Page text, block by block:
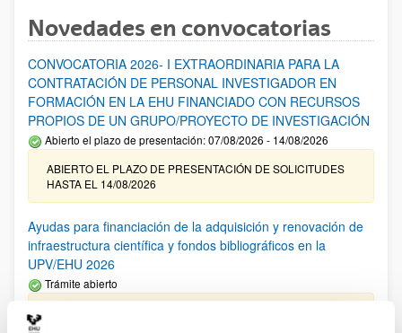
Novedades en convocatorias
CONVOCATORIA 2026- I EXTRAORDINARIA PARA LA
CONTRATACIÓN DE PERSONAL INVESTIGADOR EN
FORMACIÓN EN LA EHU FINANCIADO CON RECURSOS
PROPIOS DE UN GRUPO/PROYECTO DE INVESTIGACIÓN
Abierto el plazo de presentación: 07/08/2026 - 14/08/2026
ABIERTO EL PLAZO DE PRESENTACIÓN DE SOLICITUDES
HASTA EL 14/08/2026
Ayudas para financiación de la adquisición y renovación de
infraestructura científica y fondos bibliográficos en la
UPV/EHU 2026
Trámite abierto